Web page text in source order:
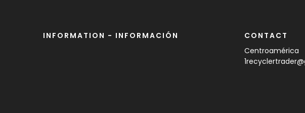
INFORMATION - INFORMACIÓN
CONTACT
Centroamérica